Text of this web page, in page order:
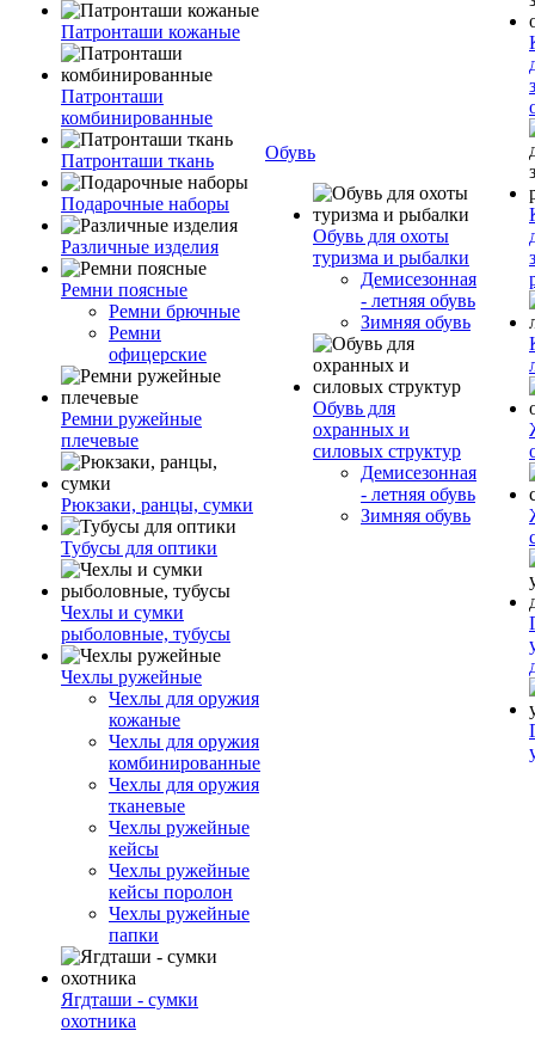
Патронташи кожаные
Патронташи
комбинированные
Патронташи ткань
Подарочные наборы
Различные изделия
Ремни поясные
Ремни брючные
Ремни
офицерские
Ремни ружейные
плечевые
Рюкзаки, ранцы, сумки
Тубусы для оптики
Чехлы и сумки
рыболовные, тубусы
Чехлы ружейные
Чехлы для оружия
кожаные
Чехлы для оружия
комбинированные
Чехлы для оружия
тканевые
Чехлы ружейные
кейсы
Чехлы ружейные
кейсы поролон
Чехлы ружейные
папки
Ягдташи - сумки
охотника
Обувь
Обувь для охоты
туризма и рыбалки
Демисезонная
- летняя обувь
Зимняя обувь
Обувь для
охранных и
силовых структур
Демисезонная
- летняя обувь
Зимняя обувь